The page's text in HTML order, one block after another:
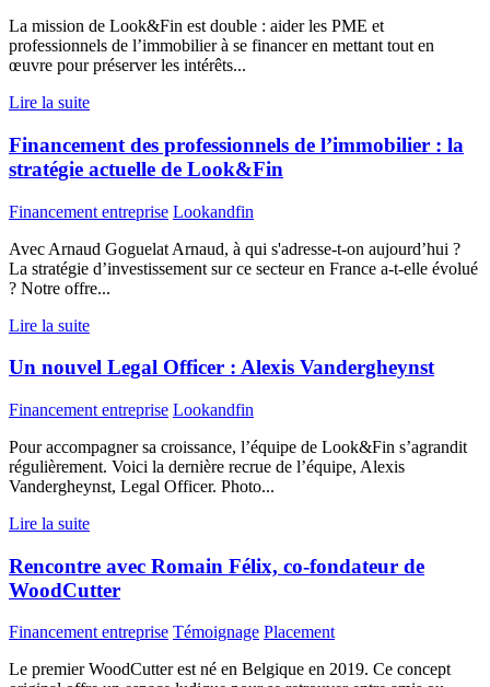
La mission de Look&Fin est double : aider les PME et
professionnels de l’immobilier à se financer en mettant tout en
œuvre pour préserver les intérêts...
Lire la suite
Financement des professionnels de l’immobilier : la
stratégie actuelle de Look&Fin
Financement entreprise Lookandfin
Avec Arnaud Goguelat Arnaud, à qui s'adresse-t-on aujourd’hui ?
La stratégie d’investissement sur ce secteur en France a-t-elle évolué
? Notre offre...
Lire la suite
Un nouvel Legal Officer : Alexis Vandergheynst
Financement entreprise Lookandfin
Pour accompagner sa croissance, l’équipe de Look&Fin s’agrandit
régulièrement. Voici la dernière recrue de l’équipe, Alexis
Vandergheynst, Legal Officer. Photo...
Lire la suite
Rencontre avec Romain Félix, co-fondateur de
WoodCutter
Financement entreprise Témoignage Placement
Le premier WoodCutter est né en Belgique en 2019. Ce concept